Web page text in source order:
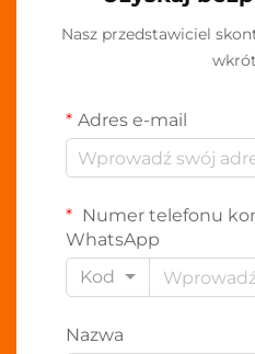
Nasz przedstawiciel
Adres e-mail
Numer telefonu
WhatsApp
Kod
Nazwa